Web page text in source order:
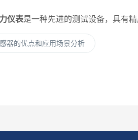
仪表是一种先进的测试设备，具有
器的优点和应用场景分析